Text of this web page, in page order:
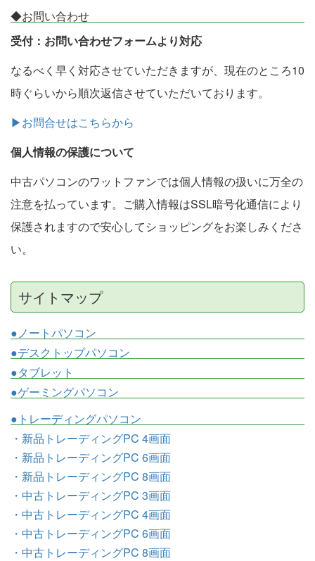
◆お問い合わせ
受付：お問い合わせフォームより対応
なるべく早く対応させていただきますが、現在のところ10
時ぐらいから順次返信させていただいております。
▶お問合せはこちらから
個人情報の保護について
中古パソコンのワットファンでは個人情報の扱いに万全の
注意を払っています。ご購入情報はSSL暗号化通信により
保護されますので安心してショッピングをお楽しみくださ
い。
サイトマップ
●ノートパソコン
●デスクトップパソコン
●タブレット
●ゲーミングパソコン
●トレーディングパソコン
・新品トレーディングPC 4画面
・新品トレーディングPC 6画面
・新品トレーディングPC 8画面
・中古トレーディングPC 3画面
・中古トレーディングPC 4画面
・中古トレーディングPC 6画面
・中古トレーディングPC 8画面